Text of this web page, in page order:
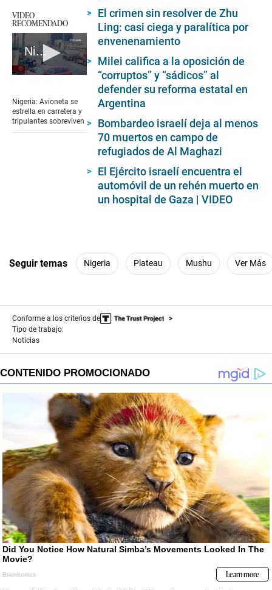
VIDEO
RECOMENDADO
Nigeria: Avioneta se estrella en carretera y tripulantes sobreviven
of
1
minute,
37
Nigeria: Avioneta se
estrella en carretera y
tripulantes sobreviven
El crimen sin resolver de Zhu
Ling: casi ciega y paralítica por
envenenamiento
Milei califica a la oposición de
“corruptos” y “sádicos” al
defender su reforma estatal en
Argentina
Bombardeo israelí deja al menos
70 muertos en campo de
refugiados de Al Maghazi
El Ejército israelí encuentra el
automóvil de un rehén muerto en
un hospital de Gaza | VIDEO
Seguir temas Nigeria Plateau Mushu Ver Más
Conforme a los criterios de
Tipo de trabajo:
Noticias